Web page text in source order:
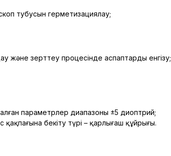
тубусын герметизациялау;
және зерттеу процесінде аспаптарды енгізу;
параметрлер диапазоны ±5 диоптрий;
қақпағына бекіту түрі – қарлығаш құйрығы.